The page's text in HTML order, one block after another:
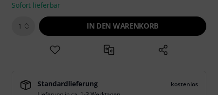
Sofort lieferbar
1 IN DEN WARENKORB
Standardlieferung
kostenlos